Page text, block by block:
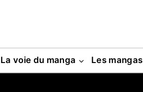
La voie du manga Les mangas